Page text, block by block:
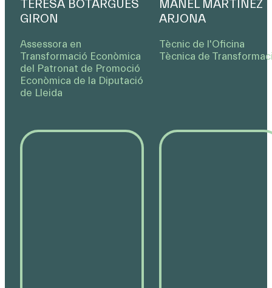
TERESA BOTARGUES
GIRON
Assessora en
Transformació Econòmica
del Patronat de Promoció
Econòmica de la Diputació
de Lleida
MANEL MARTÍNEZ
ARJONA
Tècnic de l'Oﬁcina
Tècnica de